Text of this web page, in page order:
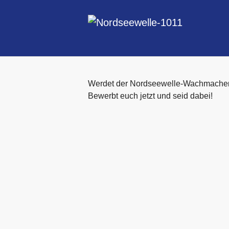
Werdet der Nordseewelle-
Bewerbt euch jetzt und seid dabei!